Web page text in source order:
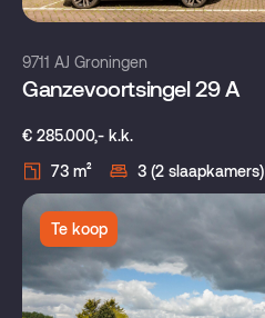
9711 AJ Groningen
Ganzevoortsingel 29 A
€ 285.000,- k.k.
73 m²
3 (2 slaapkamers)
Te koop